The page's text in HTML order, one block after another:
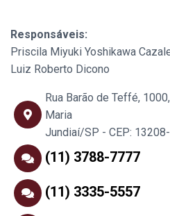
Responsáveis:
Priscila Miyuki Yoshikawa
Luiz Roberto Dicono
Rua Barão de Teffé,
Maria
Jundiaí/SP - CEP:
(11) 3788-7777
(11) 3335-5557